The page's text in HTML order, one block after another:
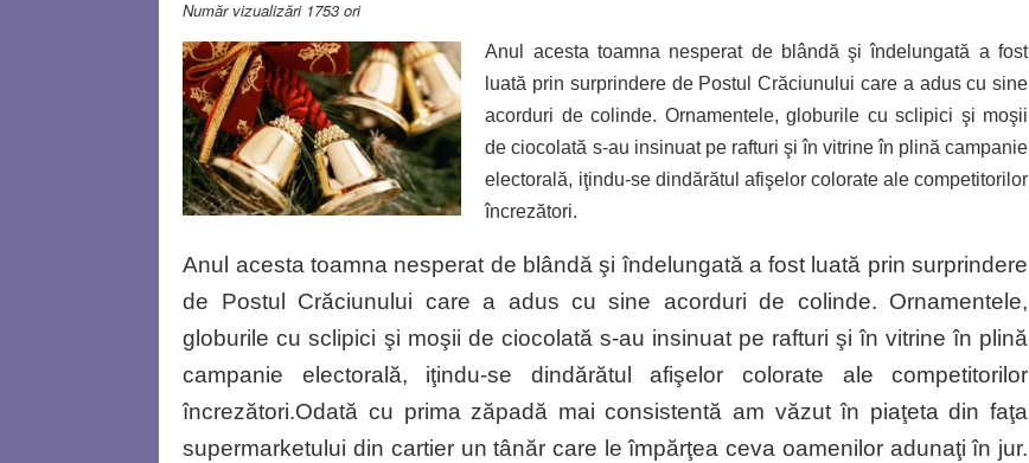
Număr vizualizări 1753 ori
Anul acesta toamna nesperat de blândă şi îndelungată a fost
luată prin surprindere de Postul Crăciunului care a adus cu sine
acorduri de colinde. Ornamentele, globurile cu sclipici şi moşii
de ciocolată s-au insinuat pe rafturi şi în vitrine în plină campanie
electorală, iţindu-se dindărătul afişelor colorate ale competitorilor
încrezători.
Anul acesta toamna nesperat de blândă şi îndelungată a fost luată prin surprindere
de Postul Crăciunului care a adus cu sine acorduri de colinde. Ornamentele,
globurile cu sclipici şi moşii de ciocolată s-au insinuat pe rafturi şi în vitrine în plină
campanie electorală, iţindu-se dindărătul afişelor colorate ale competitorilor
încrezători.Odată cu prima zăpadă mai consistentă am văzut în piaţeta din faţa
supermarketului din cartier un tânăr care le împărţea ceva oamenilor adunaţi în jur.